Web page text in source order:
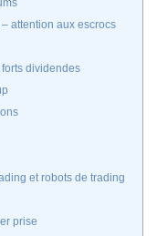
attention aux escrocs
dividendes
et robots de trading
prise